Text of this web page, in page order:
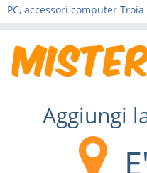
PC, accessori computer Troia
Aggiungi